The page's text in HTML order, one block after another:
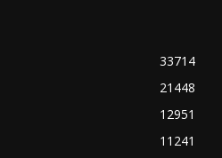
33714
21448
12951
11241